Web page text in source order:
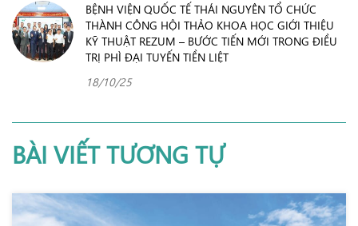
BỆNH VIỆN QUỐC TẾ THÁI NGUYÊN TỔ CHỨC
THÀNH CÔNG HỘI THẢO KHOA HỌC GIỚI THIỆU
KỸ THUẬT REZUM – BƯỚC TIẾN MỚI TRONG ĐIỀU
TRỊ PHÌ ĐẠI TUYẾN TIỀN LIỆT
18/10/25
BÀI VIẾT TƯƠNG TỰ